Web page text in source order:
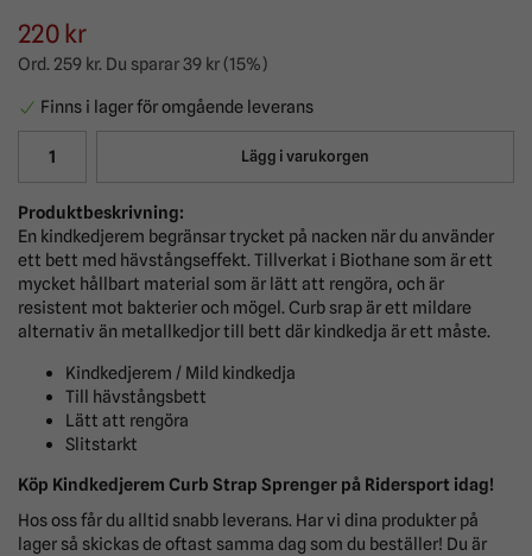
220 kr
Ord. 259 kr. Du sparar39 kr(15%)
Finns i lager för omgående leverans
Lägg i varukorgen
Produktbeskrivning:
En kindkedjerem begränsar trycket på nacken när du använder
ett bett med hävstångseffekt. Tillverkat i Biothane som är ett
mycket hållbart material som är lätt att rengöra, och är
resistent mot bakterier och mögel. Curb srap är ett mildare
alternativ än metallkedjor till bett där kindkedja är ett måste.
Kindkedjerem / Mild kindkedja
Till hävstångsbett
Lätt att rengöra
Slitstarkt
Köp Kindkedjerem Curb Strap Sprenger på Ridersport idag!
Hos oss får du alltid snabb leverans. Har vi dina produkter på
lager så skickas de oftast samma dag som du beställer! Du är